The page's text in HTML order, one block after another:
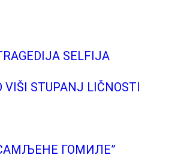
SELFIJA
STUPANJ LIČNOSTI
ГОМИЛЕ”